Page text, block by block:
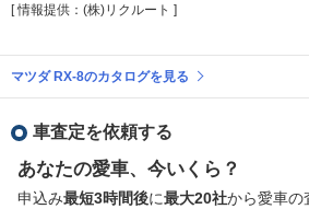
[ 情報提供：(株)リクルート ]
マツダ RX-8のカタログを見る
車査定を依頼する
あなたの愛車、今いくら？
申込み最短3時間後に最大20社から愛車の